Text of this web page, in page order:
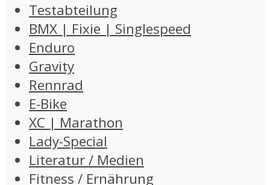
Testabteilung
BMX | Fixie | Singlespeed
Enduro
Gravity
Rennrad
E-Bike
XC | Marathon
Lady-Special
Literatur / Medien
Fitness / Ernährung